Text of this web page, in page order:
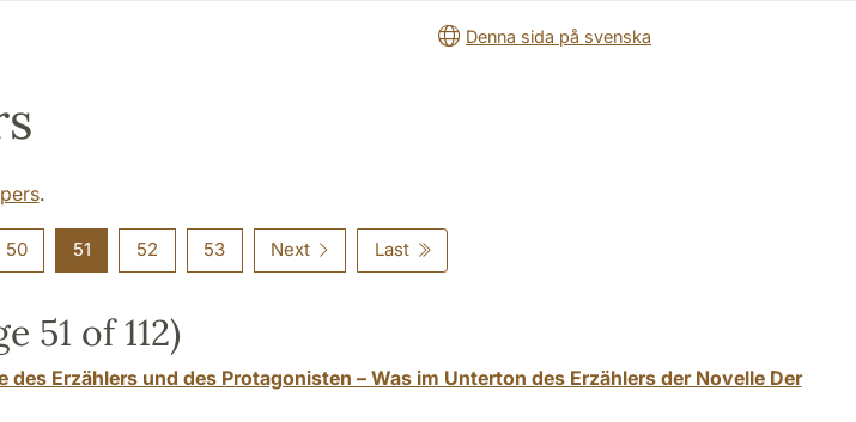
Denna sida på svenska
.
50 51 52 53 Next Last
51 of 112)
des Erzählers und des Protagonisten – Was im Unterton des Erzählers der Novelle Der